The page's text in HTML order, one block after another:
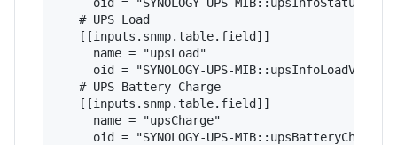
   # UPS Load
   [[inputs.snmp.table.field]]
     name = "upsLoad"
     oid = "SYNOLOGY-UPS-MIB::upsInfoLoadValue"
   # UPS Battery Charge
   [[inputs.snmp.table.field]]
     name = "upsCharge"
oid = "SYNOLOGY-UPS-